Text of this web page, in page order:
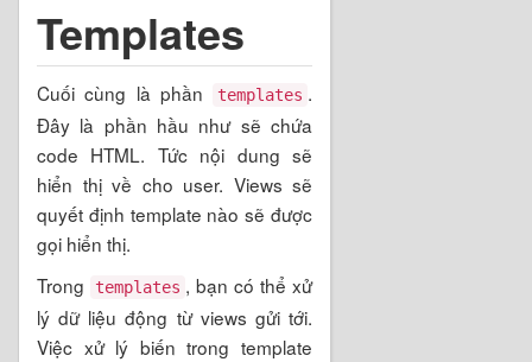
Templates
Cuối cùng là phần templates .
Đây là phần hầu như sẽ chứa
code HTML. Tức nội dung sẽ
hiển thị về cho user. Views sẽ
quyết định template nào sẽ được
gọi hiển thị.
Trong
templates , bạn có thể xử
lý dữ liệu động từ views gửi tới.
Việc xử lý biến trong template